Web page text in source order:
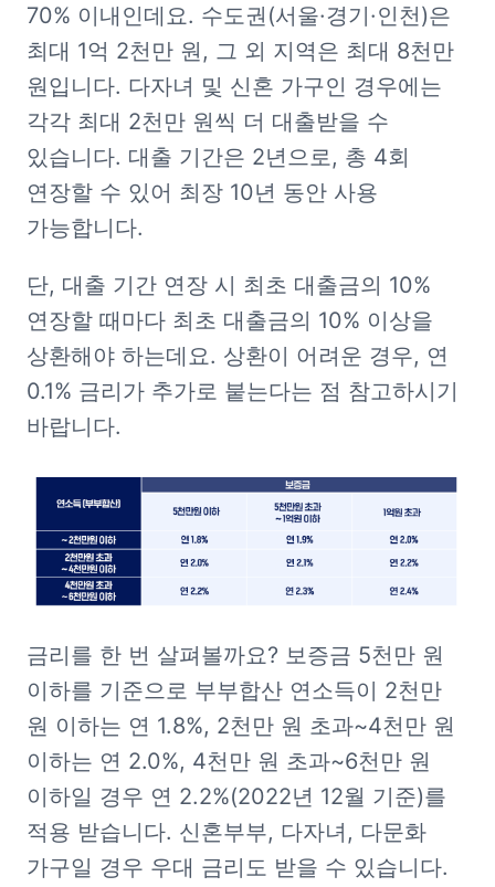
70% 이내인데요. 수도권(서울·경기·인천)은
최대 1억 2천만 원, 그 외 지역은 최대 8천만
원입니다. 다자녀 및 신혼 가구인 경우에는
각각 최대 2천만 원씩 더 대출받을 수
있습니다. 대출 기간은 2년으로, 총 4회
연장할 수 있어 최장 10년 동안 사용
가능합니다.
단, 대출 기간 연장 시 최초 대출금의 10%
연장할 때마다 최초 대출금의 10% 이상을
상환해야 하는데요. 상환이 어려운 경우, 연
0.1% 금리가 추가로 붙는다는 점 참고하시기
바랍니다.
금리를 한 번 살펴볼까요? 보증금 5천만 원
이하를 기준으로 부부합산 연소득이 2천만
원 이하는 연 1.8%, 2천만 원 초과~4천만 원
이하는 연 2.0%, 4천만 원 초과~6천만 원
이하일 경우 연 2.2%(2022년 12월 기준)를
적용 받습니다. 신혼부부, 다자녀, 다문화
가구일 경우 우대 금리도 받을 수 있습니다.